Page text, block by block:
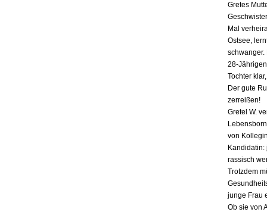
Gretes
Mal
Ostsee,
schwanger.
28-
Tochter
Der gute
zerreißen!
Gretel W.
von
rassisch
Trotzdem
junge Frau
Ob sie von